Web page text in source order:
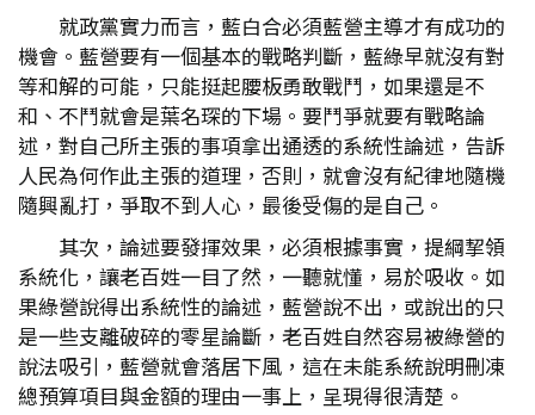
就政黨實力而言，藍白合必須藍營主導才有成功的
機會。藍營要有一個基本的戰略判斷，藍綠早就沒有對
等和解的可能，只能挺起腰板勇敢戰鬥，如果還是不
和、不鬥就會是葉名琛的下場。要鬥爭就要有戰略論
述，對自己所主張的事項拿出通透的系統性論述，告訴
人民為何作此主張的道理，否則，就會沒有紀律地隨機
隨興亂打，爭取不到人心，最後受傷的是自己。
其次，論述要發揮效果，必須根據事實，提綱挈領
系統化，讓老百姓一目了然，一聽就懂，易於吸收。如
果綠營說得出系統性的論述，藍營說不出，或說出的只
是一些支離破碎的零星論斷，老百姓自然容易被綠營的
說法吸引，藍營就會落居下風，這在未能系統說明刪凍
總預算項目與金額的理由一事上，呈現得很清楚。